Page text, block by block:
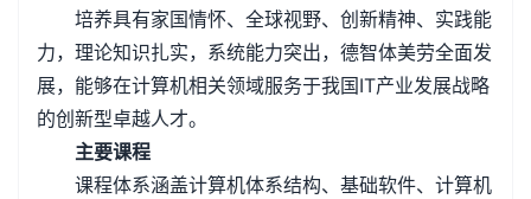
培养具有家国情怀、全球视野、创新精神、实践能
力，理论知识扎实，系统能力突出，德智体美劳全面发
展，能够在计算机相关领域服务于我国IT产业发展战略
的创新型卓越人才。
主要课程
课程体系涵盖计算机体系结构、基础软件、计算机